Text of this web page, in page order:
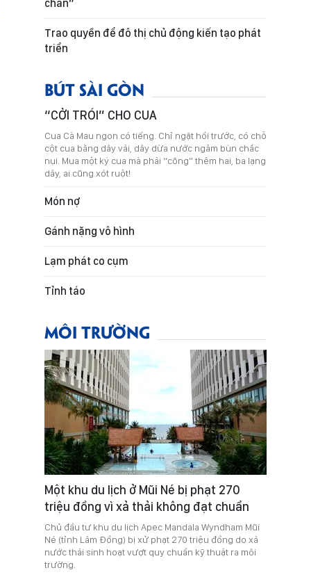
chân”
Trao quyền để đô thị chủ động kiến tạo phát
triển
BÚT SÀI GÒN
“CỞI TRÓI” CHO CUA
Cua Cà Mau ngon có tiếng. Chỉ ngặt hồi trước, có chỗ
cột cua bằng dây vải, dây dừa nước ngâm bùn chắc
nụi. Mua một ký cua mà phải “cõng” thêm hai, ba lạng
dây, ai cũng xót ruột!
Món nợ
Gánh nặng vô hình
Lạm phát co cụm
Tỉnh táo
MÔI TRƯỜNG
Một khu du lịch ở Mũi Né bị phạt 270
triệu đồng vì xả thải không đạt chuẩn
Chủ đầu tư khu du lịch Apec Mandala Wyndham Mũi
Né (tỉnh Lâm Đồng) bị xử phạt 270 triệu đồng do xả
nước thải sinh hoạt vượt quy chuẩn kỹ thuật ra môi
trường.